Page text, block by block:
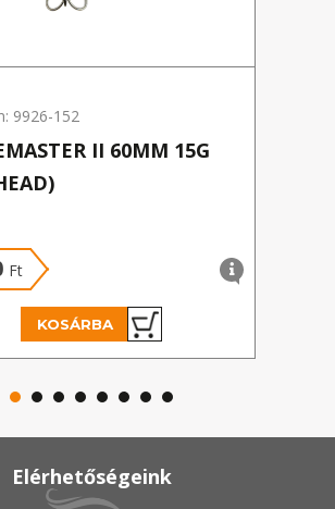
9926-152
II 60MM 15G
Ft
KOSÁRBA
Elérhetőségeink